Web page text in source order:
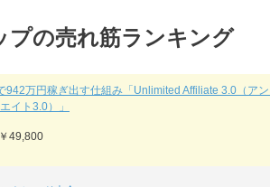
プの売れ筋ランキング
942万円稼ぎ出す仕組み「Unlimited Affiliate 3.0（ア
イト3.0）」
￥49,800